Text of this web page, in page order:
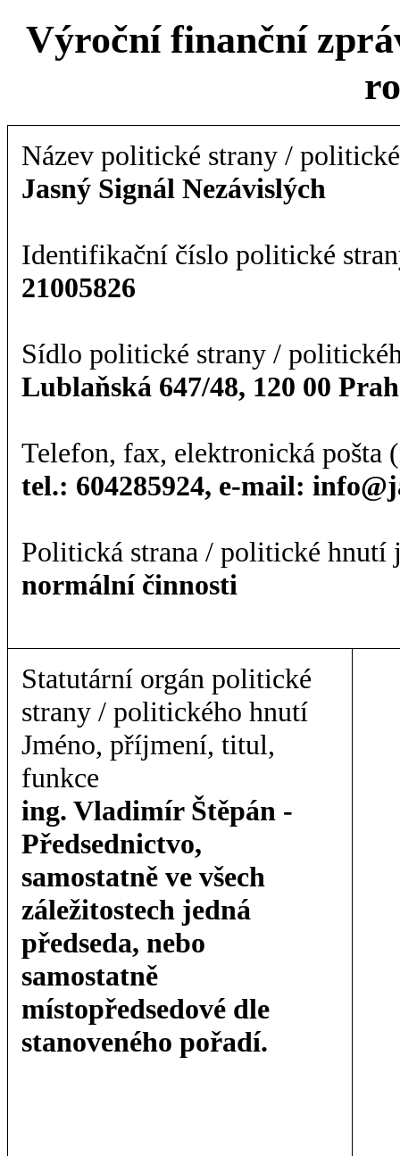
Výroční finanční
Název politické strany /
Jasný Signál Nezávislých
Identifikační číslo politické
21005826
Sídlo politické strany /
Lublaňská 647/48, 120 00
Telefon, fax, elektronická pošta
tel.: 604285924, e-mail:
Politická strana / politické hnutí
normální činnosti
Statutární orgán politické
strany / politického hnutí
Jméno, příjmení, titul,
funkce
ing. Vladimír Štěpán -
Předsednictvo,
samostatně ve všech
záležitostech jedná
předseda, nebo
samostatně
místopředsedové dle
stanoveného pořadí.